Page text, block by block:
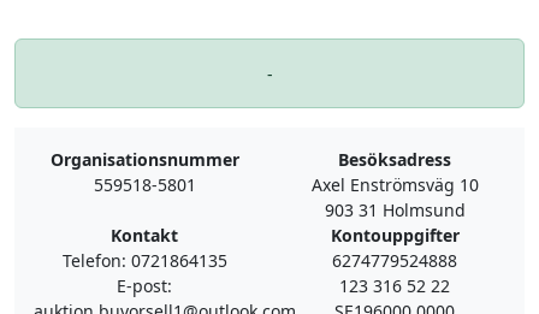
-
Organisationsnummer
559518-5801
Besöksadress
Axel Enströmsväg 10
903 31 Holmsund
Kontakt
Telefon: 0721864135
E-post:
Kontouppgifter
6274779524888
123 316 52 22